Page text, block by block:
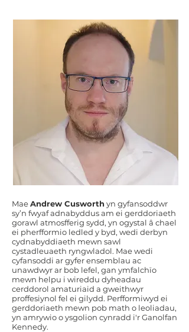
​MaeAndrew Cusworth yn gyfansoddwr
sy’n fwyaf adnabyddus am ei gerddoriaeth
gorawl atmosfferig sydd, yn ogystal â chael
ei pherfformio ledled y byd, wedi derbyn
cydnabyddiaeth mewn sawl
cystadleuaeth ryngwladol. Mae wedi
cyfansoddi ar gyfer ensemblau ac
unawdwyr ar bob lefel, gan ymfalchïo
mewn helpu i wireddu dyheadau
cerddorol amaturiaid a gweithwyr
proffesiynol fel ei gilydd. Perfformiwyd ei
gerddoriaeth mewn pob math o leoliadau,
yn amrywio o ysgolion cynradd i'r Ganolfan
Kennedy.